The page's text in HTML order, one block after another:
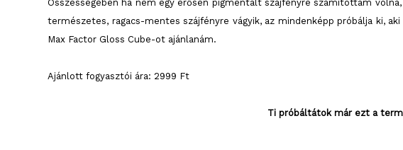
Összességében ha nem egy erősen pigmentált szájfényre számítottam
természetes, ragacs-mentes szájfényre vágyik, az mindenképp próbálja ki,
Max Factor Gloss Cube-ot ajánlanám.
Ajánlott fogyasztói ára: 2999 Ft
Ti próbáltátok már ezt a